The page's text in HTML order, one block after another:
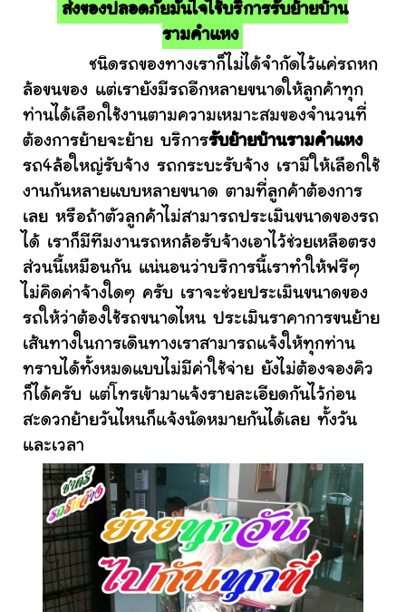
ส่งของปลอดภัยมั่นใจใช้บริการรับย้ายบ้าน
รามคำแหง
ชนิดรถของทางเราก็ไม่ได้จำกัดไว้แค่รถหก
ล้อขนของ แต่เรายังมีรถอีกหลายขนาดให้ลูกค้าทุก
ท่านได้เลือกใช้งานตามความเหมาะสมของจำนวนที่
ต้องการย้ายจะย้าย บริการรับย้ายบ้านรามคำแหง
รถ4ล้อใหญ่รับจ้าง รถกระบะรับจ้าง เรามีให้เลือกใช้
งานกันหลายแบบหลายขนาด ตามที่ลูกค้าต้องการ
เลย หรือถ้าตัวลูกค้าไม่สามารถประเมินขนาดของรถ
ได้ เราก็มีทีมงานรถหกล้อรับจ้างเอาไว้ช่วยเหลือตรง
ส่วนนี้เหมือนกัน แน่นอนว่าบริการนี้เราทำให้ฟรีๆ
ไม่คิดค่าจ้างใดๆ ครับ เราจะช่วยประเมินขนาดของ
รถให้ว่าต้องใช้รถขนาดไหน ประเมินราคาการขนย้าย
เส้นทางในการเดินทางเราสามารถแจ้งให้ทุกท่าน
ทราบได้ทั้งหมดแบบไม่มีค่าใช้จ่าย ยังไม่ต้องจองคิว
ก็ได้ครับ แต่โทรเข้ามาแจ้งรายละเอียดกันไว้ก่อน
สะดวกย้ายวันไหนก็แจ้งนัดหมายกันได้เลย ทั้งวัน
และเวลา